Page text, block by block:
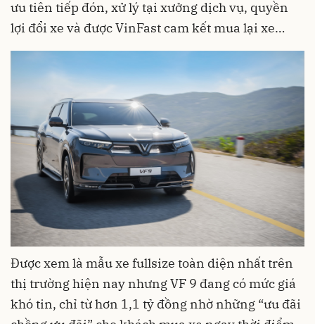
ưu tiên tiếp đón, xử lý tại xưởng dịch vụ, quyền
lợi đổi xe và được VinFast cam kết mua lại xe…
Được xem là mẫu xe fullsize toàn diện nhất trên
thị trường hiện nay nhưng VF 9 đang có mức giá
khó tin, chỉ từ hơn 1,1 tỷ đồng nhờ những “ưu đãi